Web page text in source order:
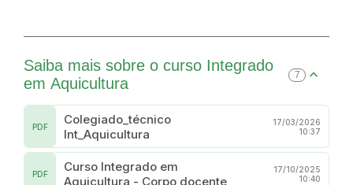
Saiba mais sobre o curso Integrado
em Aquicultura
7
Colegiado_técnico
Int_Aquicultura
PDF
17/03/2026
10:37
Curso Integrado em
Aquicultura - Corpo docente
PDF
17/10/2025
10:40